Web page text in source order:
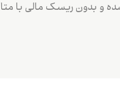
و بدون ریسک مالی با